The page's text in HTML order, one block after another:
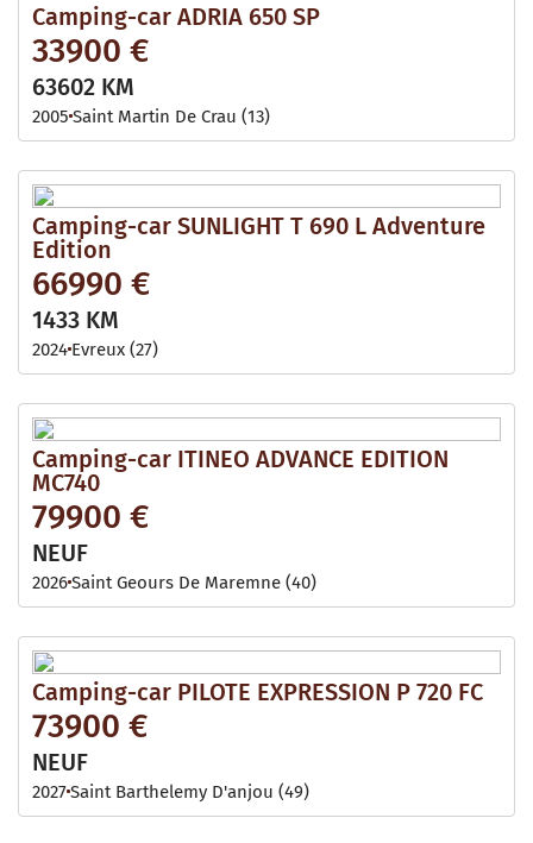
Camping-car ADRIA 650 SP
33900 €
63602 KM
2005 Saint Martin De Crau (13)
Camping-car SUNLIGHT T 690 L Adventure
Edition
66990 €
1433 KM
2024 Evreux (27)
Camping-car ITINEO ADVANCE EDITION
MC740
79900 €
NEUF
2026Saint Geours De Maremne (40)
Camping-car PILOTE EXPRESSION P 720 FC
73900 €
NEUF
2027Saint Barthelemy D'anjou (49)